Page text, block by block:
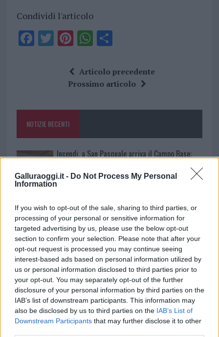
Galluraoggi.it - Do Not Process My Personal
Information
If you wish to opt-out of the sale, sharing to third parties, or
processing of your personal or sensitive information for
targeted advertising by us, please use the below opt-out
section to confirm your selection. Please note that after your
opt-out request is processed you may continue seeing
interest-based ads based on personal information utilized by
us or personal information disclosed to third parties prior to
your opt-out. You may separately opt-out of the further
disclosure of your personal information by third parties on the
IAB’s list of downstream participants. This information may
also be disclosed by us to third parties on the IAB’s List of
Downstream Participants that may further disclose it to other
Condividi l'articolo
F
o
k
T Pi
te
re
W
at
s
p
S
a
re
Articolo precedente
Prossimo articolo
NOTIZIE RECENTI
Incendi, a San Pasquale arriva il Campo Base:
partecipazione per il suo racconto
Calangianus, allarme sul centro accoglienza
minori, Albieri: “Episodi gravissimi”
Gallura, finti clienti svuotano le suite: furto da
50mila nel resort
Meteo Olbia 7 agosto, sole e caldo tornano
protagonisti